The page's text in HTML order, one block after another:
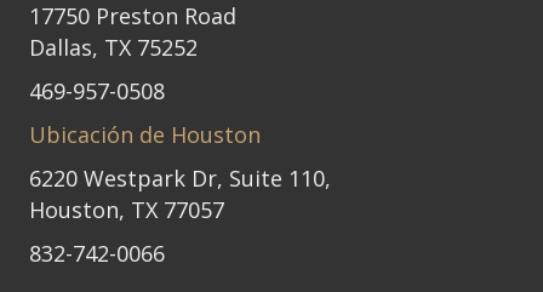
17750 Preston Road
Dallas, TX 75252
469-957-0508
Ubicación de Houston
6220 Westpark Dr, Suite 110,
Houston, TX 77057
832-742-0066